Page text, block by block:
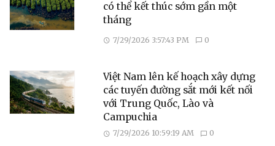
có thể kết thúc sớm gần một
tháng
7/29/2026 3:57:43 PM 0
Việt Nam lên kế hoạch xây dựng
các tuyến đường sắt mới kết nối
với Trung Quốc, Lào và
Campuchia
7/29/2026 10:59:19 AM 0